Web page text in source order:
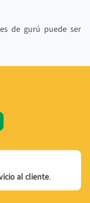
de gurú puede ser
al cliente.